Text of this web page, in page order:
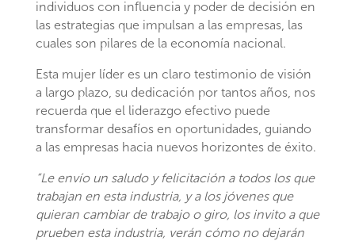
individuos con influencia y poder de decisión en
las estrategias que impulsan a las empresas, las
cuales son pilares de la economía nacional.
Esta mujer líder es un claro testimonio de visión
a largo plazo, su dedicación por tantos años, nos
recuerda que el liderazgo efectivo puede
transformar desafíos en oportunidades, guiando
a las empresas hacia nuevos horizontes de éxito.
“Le envío un saludo y felicitación a todos los que
trabajan en esta industria, y a los jóvenes que
quieran cambiar de trabajo o giro, los invito a que
prueben esta industria, verán cómo no dejarán